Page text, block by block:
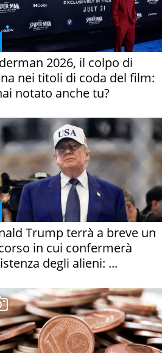
2026, il colpo di
nei titoli di coda del film:
notato anche tu?
Trump terrà a breve un
in cui confermerà
degli alieni: ...